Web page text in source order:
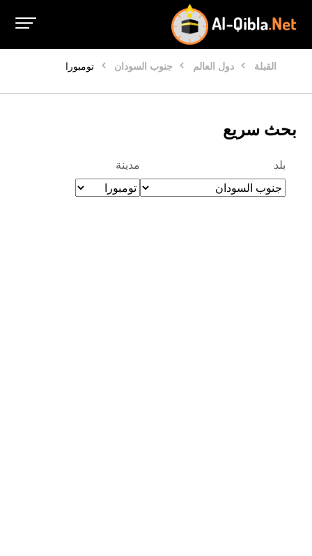
القبلة دول العالم جنوب السودان تومبورا
بحث سريع
بلد مدينة